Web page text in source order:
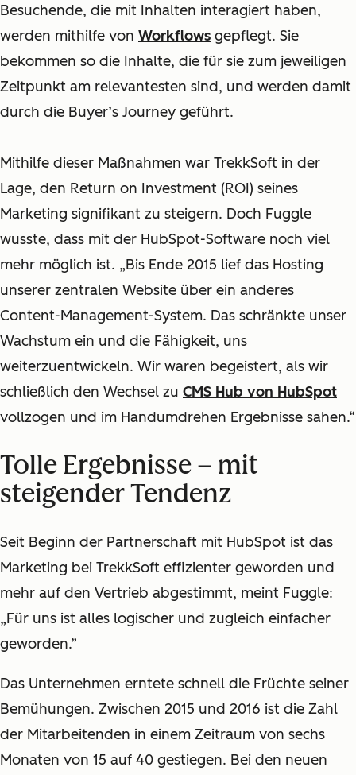
Besuchende, die mit Inhalten interagiert haben,
werden mithilfe von Workflows gepflegt. Sie
bekommen so die Inhalte, die für sie zum jeweiligen
Zeitpunkt am relevantesten sind, und werden damit
durch die Buyer’s Journey geführt.
Mithilfe dieser Maßnahmen war TrekkSoft in der
Lage, den Return on Investment (ROI) seines
Marketing signifikant zu steigern. Doch Fuggle
wusste, dass mit der HubSpot-Software noch viel
mehr möglich ist. „Bis Ende 2015 lief das Hosting
unserer zentralen Website über ein anderes
Content-Management-System. Das schränkte unser
Wachstum ein und die Fähigkeit, uns
weiterzuentwickeln. Wir waren begeistert, als wir
schließlich den Wechsel zu CMS Hub von HubSpot
vollzogen und im Handumdrehen Ergebnisse sahen.“
Tolle Ergebnisse – mit
steigender Tendenz
Seit Beginn der Partnerschaft mit HubSpot ist das
Marketing bei TrekkSoft effizienter geworden und
mehr auf den Vertrieb abgestimmt, meint Fuggle:
„Für uns ist alles logischer und zugleich einfacher
geworden.”
Das Unternehmen erntete schnell die Früchte seiner
Bemühungen. Zwischen 2015 und 2016 ist die Zahl
der Mitarbeitenden in einem Zeitraum von sechs
Monaten von 15 auf 40 gestiegen. Bei den neuen